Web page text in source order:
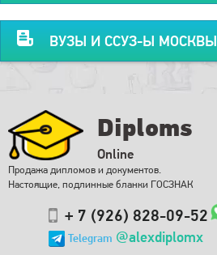
ВУЗЫ И ССУЗ-Ы МОСКВЫ
Diploms
Online
Продажа дипломов и документов.
Настоящие, подлинные бланки ГОСЗНАК
+ 7 (926) 828-09-52
Telegram @alexdiplomx